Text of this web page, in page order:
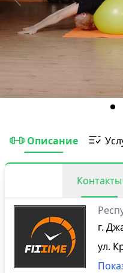
Описание
Контакты
г.
ул.